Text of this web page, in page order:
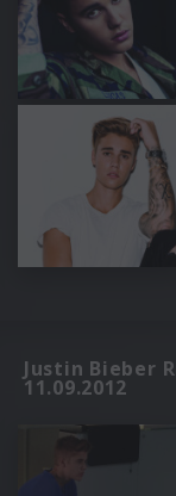
Justin Bieber
11.09.2012